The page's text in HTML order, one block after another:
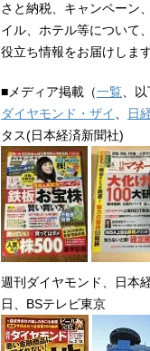
さと納税、キャンペーン
イル、ホテル等について
役立ち情報をお届けします
■メディア掲載（一覧 、
ダイヤモンド・ザイ
日
タス(日本経済新聞社)
週刊ダイヤモンド、日本
日、BSテレビ東京